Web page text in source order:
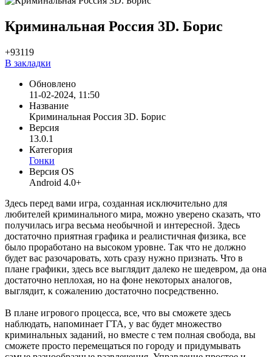
Криминальная Россия 3D. Борис
+93119
В закладки
Обновлено
11-02-2024, 11:50
Название
Криминальная Россия 3D. Борис
Версия
13.0.1
Категория
Гонки
Версия OS
Android 4.0+
Здесь перед вами игра, созданная исключительно для
любителей криминального мира, можно уверено сказать, что
получилась игра весьма необычной и интересной. Здесь
достаточно приятная графика и реалистичная физика, все
было проработано на высоком уровне. Так что не должно
будет вас разочаровать, хоть сразу нужно признать. Что в
плане графики, здесь все выглядит далеко не шедевром, да она
достаточно неплохая, но на фоне некоторых аналогов,
выглядит, к сожалению достаточно посредственно.
В плане игрового процесса, все, что вы сможете здесь
наблюдать, напоминает ГТА, у вас будет множество
криминальных заданий, но вместе с тем полная свобода, вы
сможете просто перемещаться по городу и придумывать